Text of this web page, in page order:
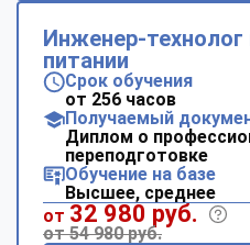
Инженер-
питании
Срок обучения
от 256 часов
Получаемый
Диплом о
переподготовке
Обучение на базе
Высшее, среднее
от 32 980 руб.
от 54 980 руб.